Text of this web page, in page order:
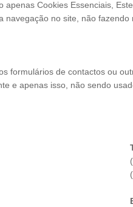
apenas Cookies Essenciais,
navegação no site, não
formulários de contactos ou
e apenas isso, não sendo